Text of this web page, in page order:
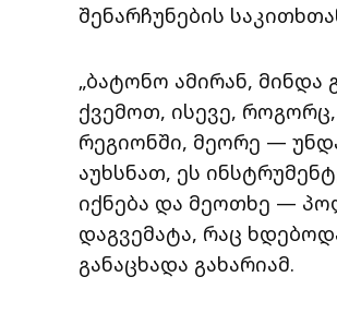
შენარჩუნების
„ბატონო ამირან,
ქვემოთ, ისევე,
რეგიონში, მეორე —
აუხსნათ, ეს
იქნება და მეოთხე —
დაგვემატა, რაც
განაცხადა გახარიამ.